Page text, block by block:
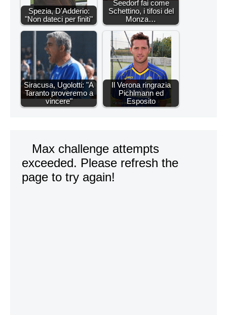
Spezia, D'Adderio:
"Non dateci per finiti"
Seedorf fai come
Schettino, i tifosi del
Monza…
Siracusa, Ugolotti: "A
Taranto proveremo a
vincere"
Il Verona ringrazia
Pichlmann ed
Esposito